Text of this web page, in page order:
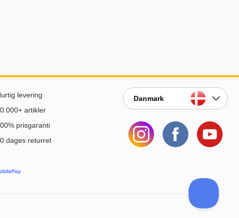
levering
artikler
prisgaranti
dages returret
Danmark